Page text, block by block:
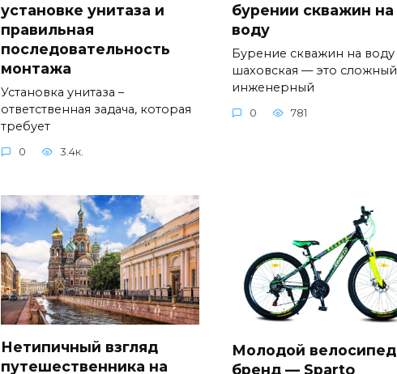
установке унитаза и
правильная
последовательность
монтажа
Установка унитаза –
ответственная задача, которая
требует
0 3.4к.
бурении скважин на
воду
Бурение скважин на воду
шаховская — это сложный
инженерный
0 781
Нетипичный взгляд
путешественника на
Молодой
бренд — Sparto